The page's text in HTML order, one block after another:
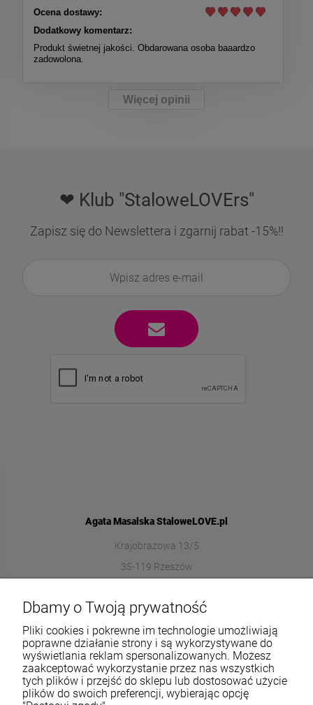
Ocena dostawy:
Dodatkowy komentarz:
Produkt świetnej jakości. Obdarowana osoba baaardzo
zadowolona.
Więcej opinii
❤ Klub "StaloweLOVErs"
Zapisz się do Newslettera i zgarnij rabat -15%!!
Agata Masalska StaloweLOVE.pl
Krajobrazowa 13/5
35-119 Rzeszów
572989669
Informacje
O nas
Dbamy o Twoją prywatność
Pliki cookies i pokrewne im technologie umożliwiają
poprawne działanie strony i są wykorzystywane do
wyświetlania reklam spersonalizowanych. Możesz
zaakceptować wykorzystanie przez nas wszystkich
tych plików i przejść do sklepu lub dostosować użycie
plików do swoich preferencji, wybierając opcję